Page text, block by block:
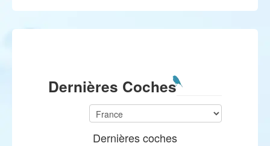
Dernières Coches
Dernières coches